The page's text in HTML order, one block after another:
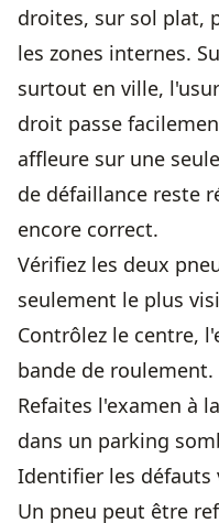
droites, sur sol plat,
les zones internes.
surtout en ville,
droit passe
affleure sur une
de défaillance reste
encore correct.
Vérifiez les deux
seulement le plus
Contrôlez le centre,
bande de roulement.
Refaites l'examen à
dans un parking
Identifier les défauts
Un pneu peut être